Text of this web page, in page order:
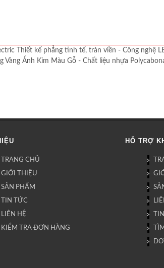
Thiết kế phẳng tinh tế, tràn viền - Công
Ánh Kim Màu Gỗ - Chất liệu nhựa
TRANG CHỦ
GIỚI THIỆU
SẢN PHẨM
TIN TỨC
LIÊN HỆ
KIỂM TRA ĐƠN HÀNG
HỖ TRỢ